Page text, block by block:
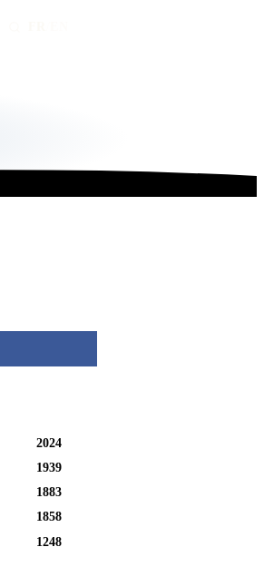
2024
1939
1883
1858
1248